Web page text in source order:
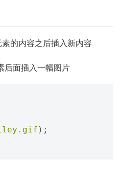
的内容之后插入新内容
后面插入一幅图片
);